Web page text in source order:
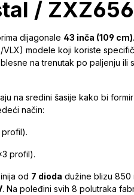
/
dijagonale 43 inča (109 cm)
VLX) modele koji koriste
na trenutak po paljenju
na sredini šasije kako bi
način:
profil).
od 7 dioda dužine blizu 850
. Na poleđini svih 8 polutraka